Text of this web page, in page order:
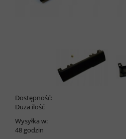
Dostępność:
Duża ilość
Wysyłka w:
48 godzin